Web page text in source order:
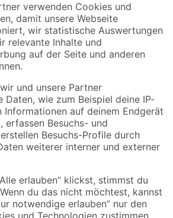
Angebote und Aktionen mehr verpassen!
Versandarten